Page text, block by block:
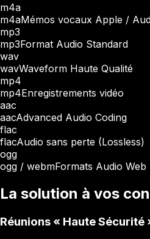
m4a
m4aMémos vocaux Apple /
mp3
mp3Format Audio Standard
wav
wavWaveform Haute Qualité
mp4
mp4Enregistrements vidéo
aac
aacAdvanced Audio Coding
flac
flacAudio sans perte (Lossless)
ogg
ogg / webmFormats Audio Web
La solution à vos
Réunions « Haute Sécurité